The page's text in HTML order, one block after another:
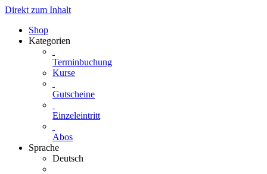
Direkt zum Inhalt
Shop
Kategorien
Terminbuchung
Kurse
Gutscheine
Einzeleintritt
Abos
Sprache
Deutsch